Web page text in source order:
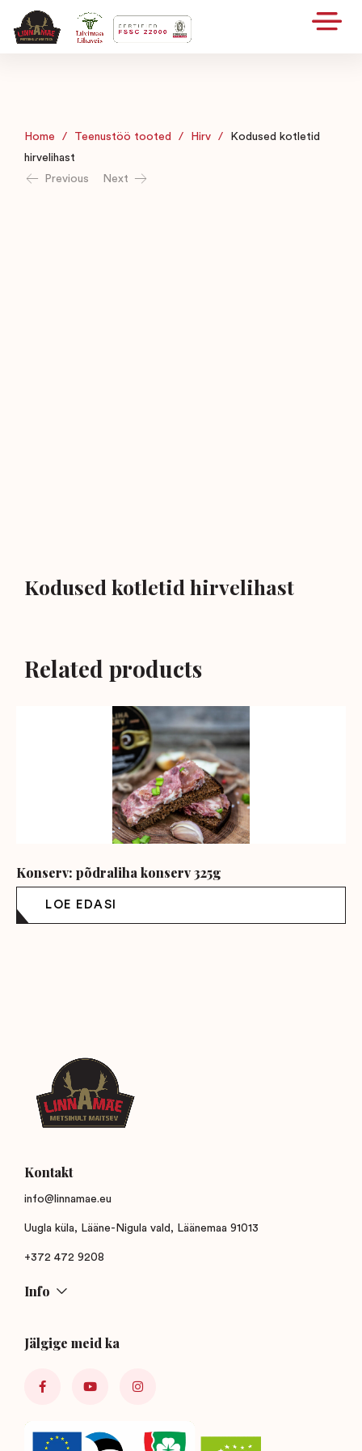
Home / Teenustöö tooted / Hirv /
Kodused kotletid
hirvelihast
Previous
Next
Kodused kotletid hirvelihast
Related products
Konserv: põdraliha konserv 325g
Kontakt
info@linnamae.eu
Uugla küla, Lääne-Nigula vald, Läänemaa 91013
+372 472 9208
Info
Jälgige meid ka